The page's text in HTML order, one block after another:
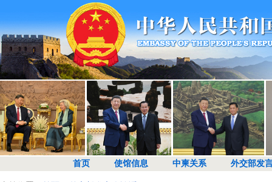
首页 使馆信息 中柬关系 外交部发